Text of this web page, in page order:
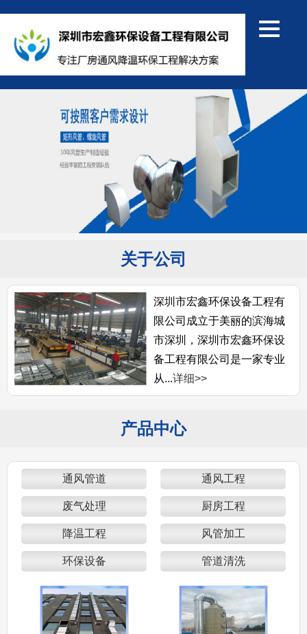
关于公司
深圳市宏鑫环保设备工程有
限公司成立于美丽的滨海城
市深圳，深圳市宏鑫环保设
备工程有限公司是一家专业
从...详细>>
产品中心
通风管道 通风工程
废气处理 厨房工程
降温工程 风管加工
环保设备 管道清洗